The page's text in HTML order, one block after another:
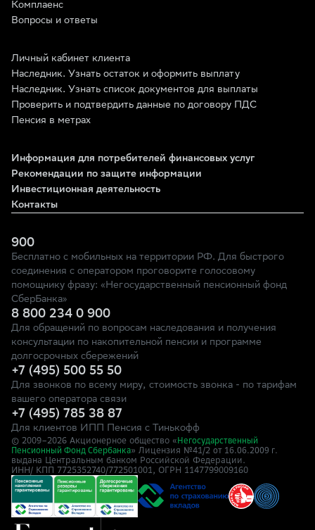
Комплаенс
Вопросы и ответы
Личный кабинет клиента
Наследник. Узнать остаток и оформить выплату
Наследник. Узнать список документов для выплаты
Проверить и подтвердить данные по договору ПДС
Пенсия в метрах
Информация для потребителей финансовых услуг
Рекомендации по защите информации
Инвестиционная деятельность
Контакты
900
Бесплатно с мобильных на территории РФ. Для быстрого
соединения с оператором проговорите голосовому
помощнику фразу: «Негосударственный пенсионный фонд
СберБанка»
8 800 234 0 900
Для обращений по вопросам наследования и получения
консультации по накопительной пенсии и программе
долгосрочных сбережений
+7 (495) 500 55 50
Для звонков по всему миру, стоимость звонка - по тарифам
вашего оператора связи
+7 (495) 785 38 87
Для клиентов ИПП Пенсия с Тинькофф
© 2009–2026 Акционерное общество « Негосударственный
Пенсионный Фонд Сбербанка» Лицензия №41/2 от 16.06.2009 г.
выдана Центральным банком Российской Федерации.
ИНН/ КПП 7725352740/772501001, ОГРН 1147799009160